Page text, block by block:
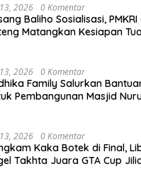
2026 0 Komentar
Baliho Sosialisasi,
Matangkan Kesiapan
2026 0 Komentar
Family Salurkan
Pembangunan Masjid
2026 0 Komentar
Kaka Botek di Final,
Takhta Juara GTA Cup